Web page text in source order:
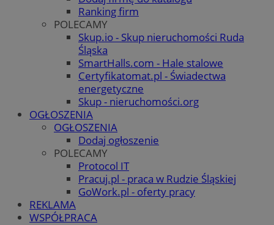
Ranking firm
POLECAMY
Skup.io - Skup nieruchomości Ruda
Śląska
SmartHalls.com - Hale stalowe
Certyfikatomat.pl - Świadectwa
energetyczne
Skup - nieruchomości.org
OGŁOSZENIA
OGŁOSZENIA
Dodaj ogłoszenie
POLECAMY
Protocol IT
Pracuj.pl - praca w Rudzie Śląskiej
GoWork.pl - oferty pracy
REKLAMA
WSPÓŁPRACA